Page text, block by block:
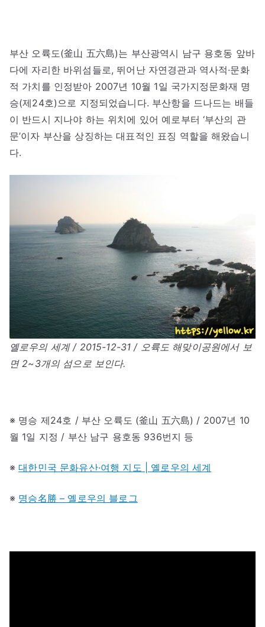
부산 오륙도(釜山 五六島)는 부산광역시 남구 용호동 앞바
다에 자리한 바위섬들로, 뛰어난 자연경관과 역사적·문화
적 가치를 인정받아 2007년 10월 1일 국가지정문화재 명
승(제24호)으로 지정되었습니다. 부산항을 드나드는 배들
이 반드시 지나야 하는 위치에 있어 예로부터 ‘부산의 관
문’이자 부산을 상징하는 대표적인 표징 역할을 해왔습니
다.
옐로우의 세계 / 2015-12-31 / 오륙도 해맞이공원에서 보
면 2~3개의 섬으로 보인다.
※ 명승 제24호 / 부산 오륙도 (釜山 五六島) / 2007년 10
월 1일 지정 / 부산 남구 용호동 936번지 등
※대한민국 문화유산·여행 지도 | 옐로우의 세계
※ 명승名勝 – 옐로우의 블로그